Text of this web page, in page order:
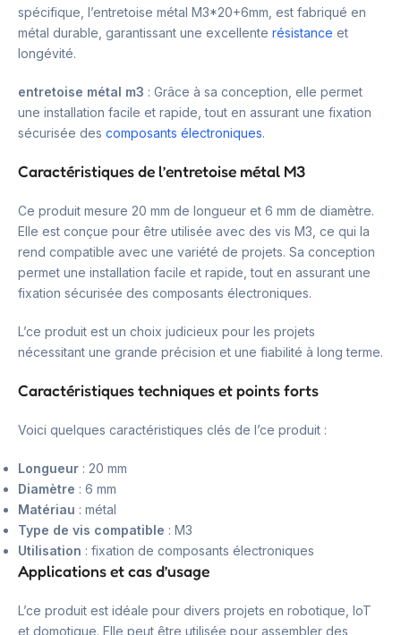
spécifique, l’entretoise métal M3*20+6mm, est fabriqué en
métal durable, garantissant une excellente résistance et
longévité.
entretoise métal m3 : Grâce à sa conception, elle permet
une installation facile et rapide, tout en assurant une fixation
sécurisée des composants électroniques.
Caractéristiques de l’entretoise métal M3
Ce produit mesure 20 mm de longueur et 6 mm de diamètre.
Elle est conçue pour être utilisée avec des vis M3, ce qui la
rend compatible avec une variété de projets. Sa conception
permet une installation facile et rapide, tout en assurant une
fixation sécurisée des composants électroniques.
L’ce produit est un choix judicieux pour les projets
nécessitant une grande précision et une fiabilité à long terme.
Caractéristiques techniques et points forts
Voici quelques caractéristiques clés de l’ce produit :
Longueur : 20 mm
Diamètre : 6 mm
Matériau : métal
Type de vis compatible : M3
Utilisation : fixation de composants électroniques
Applications et cas d’usage
L’ce produit est idéale pour divers projets en robotique, IoT
et domotique. Elle peut être utilisée pour assembler des